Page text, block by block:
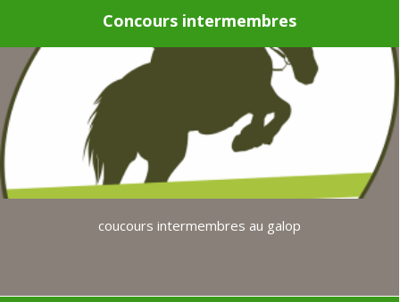
Concours intermembres
coucours intermembres au galop